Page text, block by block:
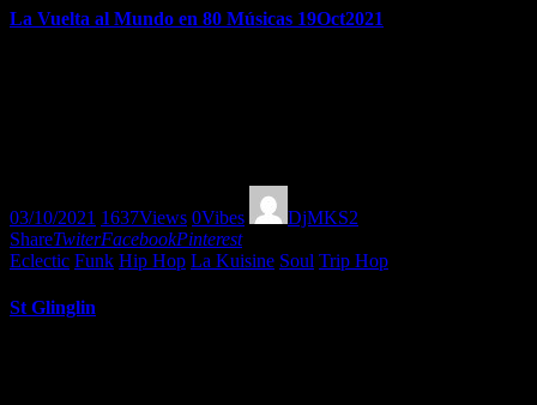
La Vuelta al Mundo en 80 Músicas 19Oct2021
03/10/2021 1637Views 0Vibes
DjMKS2
ShareTwiterFacebookPinterest
Eclectic Funk Hip Hop La Kuisine Soul Trip Hop
St Glinglin